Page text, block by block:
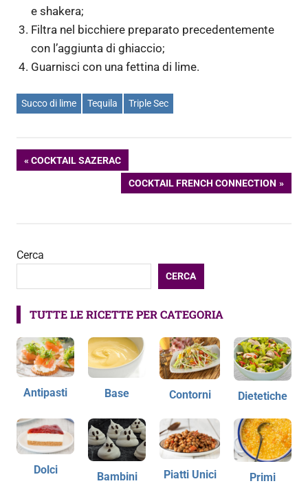
e shakera;
Filtra nel bicchiere preparato precedentemente
con l’aggiunta di ghiaccio;
Guarnisci con una fettina di lime.
Succo di lime Tequila Triple Sec
Navigazione
ARTICOLO
PRECEDENTE:
COCKTAIL SAZERAC
ARTICOLO
COCKTAIL FRENCH CONNECTION
Cerca
CERCA
TUTTE LE RICETTE PER CATEGORIA
Antipasti Base Contorni Dietetiche
Dolci
Bambini Piatti Unici Primi